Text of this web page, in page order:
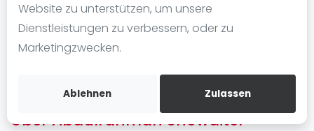
Website zu unterstützen, um unsere
Dienstleistungen zu verbessern, oder zu
Marketingzwecken.
Ablehnen Zulassen
Regeln und Punktzählung
Padel Schläge
Video
Bist duAbdulrahman Showaiter
Kostenloses Konto erstellen
Über Abdulrahman Showaiter